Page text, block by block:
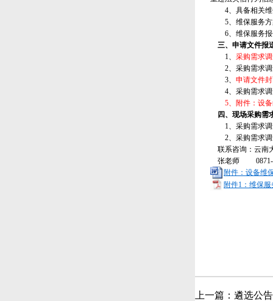
4、具备相关
5、维保服务
6、维保服务
三、申请文件报
1、 采购需求
2、采购需求
3、 申请文件
4、采购需求
5、附件：设
四、现场采购需
1、采购需求
2、采购需求
联系咨询：云南
张老师 0871-
附件：设备维
附件1：维保服
上一篇： 遴选公告